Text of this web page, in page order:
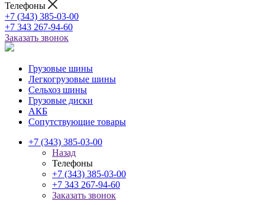
Телефоны
+7 (343) 385-03-00
+7 343 267-94-60
Заказать звонок
Грузовые шины
Легкогрузовые шины
Сельхоз шины
Грузовые диски
АКБ
Сопутствующие товары
+7 (343) 385-03-00
Назад
Телефоны
+7 (343) 385-03-00
+7 343 267-94-60
Заказать звонок